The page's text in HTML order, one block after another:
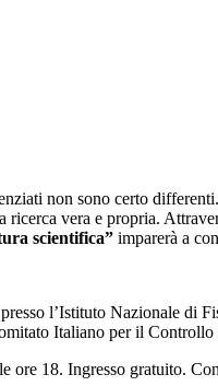
non sono certo
ricerca vera e propria.
scientifica” imparerà a
l’Istituto Nazionale di
Italiano per il
ore 18. Ingresso gratuito.